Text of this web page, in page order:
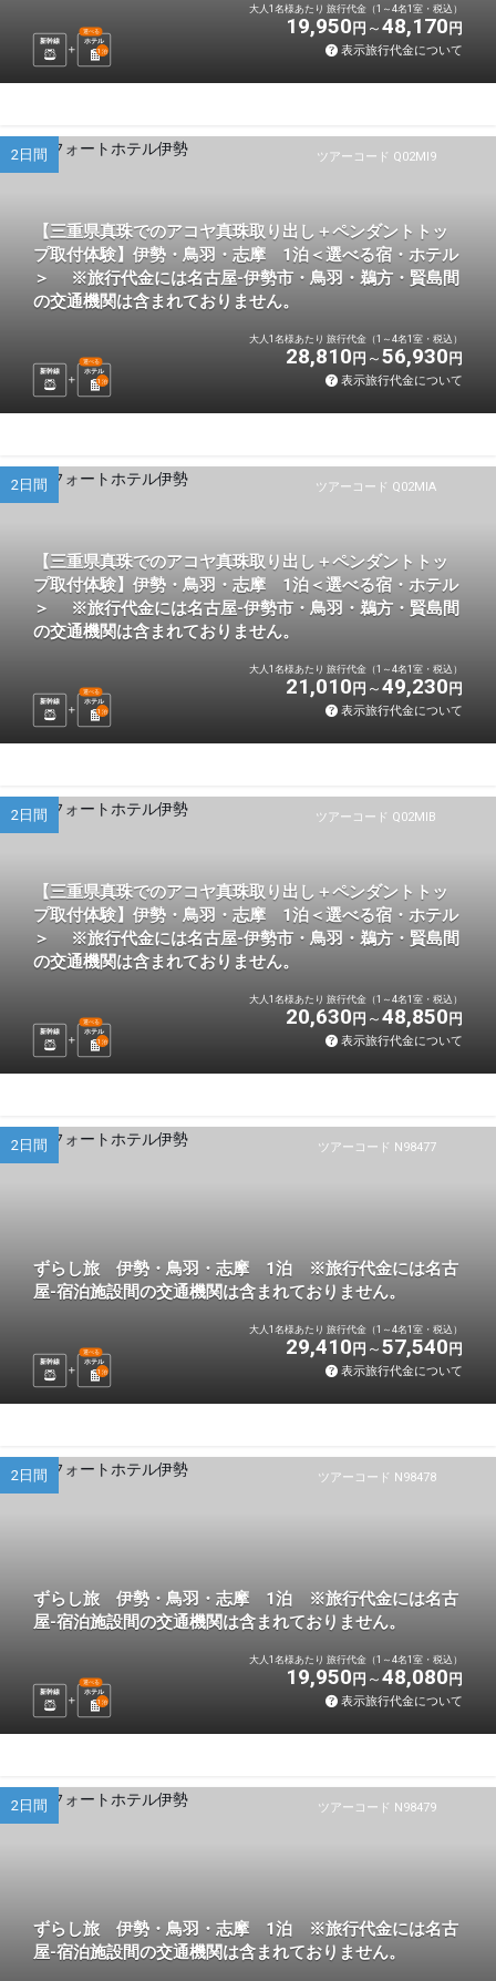
新幹線 ホテル
選べる
1 泊
大人1名様あたり 旅行代金（1～4名1室・税込）
19,950 円 48,170 円
表示旅行代金について
ツアーコード Q02MI9
2日間
【三重県真珠でのアコヤ真珠取り出し＋ペンダントトッ
プ取付体験】伊勢・鳥羽・志摩 1泊＜選べる宿・ホテル
＞ ※旅行代金には名古屋-伊勢市・鳥羽・鵜方・賢島間
の交通機関は含まれておりません。
新幹線 ホテル
選べる
1 泊
大人1名様あたり 旅行代金（1～4名1室・税込）
28,810 円 56,930 円
表示旅行代金について
ツアーコード Q02MIA
2日間
【三重県真珠でのアコヤ真珠取り出し＋ペンダントトッ
プ取付体験】伊勢・鳥羽・志摩 1泊＜選べる宿・ホテル
＞ ※旅行代金には名古屋-伊勢市・鳥羽・鵜方・賢島間
の交通機関は含まれておりません。
新幹線 ホテル
選べる
1 泊
大人1名様あたり 旅行代金（1～4名1室・税込）
21,010 円 49,230 円
表示旅行代金について
ツアーコード Q02MIB
2日間
【三重県真珠でのアコヤ真珠取り出し＋ペンダントトッ
プ取付体験】伊勢・鳥羽・志摩 1泊＜選べる宿・ホテル
＞ ※旅行代金には名古屋-伊勢市・鳥羽・鵜方・賢島間
の交通機関は含まれておりません。
新幹線 ホテル
選べる
1 泊
大人1名様あたり 旅行代金（1～4名1室・税込）
20,630 円 48,850 円
表示旅行代金について
ツアーコード N98477
2日間
ずらし旅 伊勢・鳥羽・志摩 1泊 ※旅行代金には名古
屋-宿泊施設間の交通機関は含まれておりません。
新幹線 ホテル
選べる
1 泊
大人1名様あたり 旅行代金（1～4名1室・税込）
29,410 円 57,540 円
表示旅行代金について
ツアーコード N98478
2日間
ずらし旅 伊勢・鳥羽・志摩 1泊 ※旅行代金には名古
屋-宿泊施設間の交通機関は含まれておりません。
新幹線 ホテル
選べる
1 泊
大人1名様あたり 旅行代金（1～4名1室・税込）
19,950 円 48,080 円
表示旅行代金について
ツアーコード N98479
2日間
ずらし旅 伊勢・鳥羽・志摩 1泊 ※旅行代金には名古
屋-宿泊施設間の交通機関は含まれておりません。